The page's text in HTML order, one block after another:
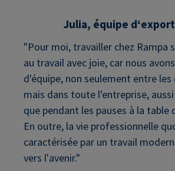
Julia, équipe
"Pour moi, travailler chez Rampa
au travail avec joie, car nous
d'équipe, non seulement entre
mais dans toute l'entreprise,
que pendant les pauses à la table
En outre, la vie professionnelle
caractérisée par un travail
vers l'avenir."